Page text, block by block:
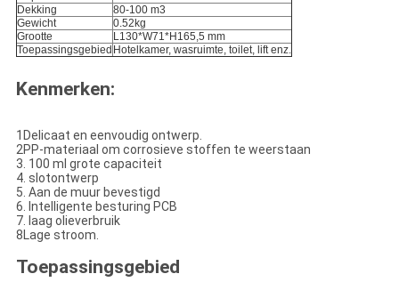
Dekking
80-100 m3
Gewicht
0.52kg
Grootte
L130*W71*H165,5 mm
Toepassingsgebied Hotelkamer, wasruimte, toilet, lift enz.
Kenmerken:
1Delicaat en eenvoudig ontwerp.
2PP-materiaal om corrosieve stoffen te weerstaan
3. 100 ml grote capaciteit
4. slotontwerp
5. Aan de muur bevestigd
6. Intelligente besturing PCB
7. laag olieverbruik
8Lage stroom.
Toepassingsgebied